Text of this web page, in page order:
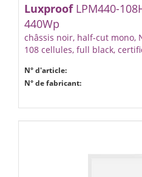
LuxproofLPM440-
440Wp
châssis noir, half-cut mono,
108 cellules, full black,
N° d'article:
N° de fabricant: